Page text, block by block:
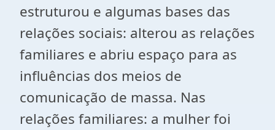
estruturou e algumas bases das
relações sociais: alterou as relações
familiares e abriu espaço para as
influências dos meios de
comunicação de massa. Nas
relações familiares: a mulher foi